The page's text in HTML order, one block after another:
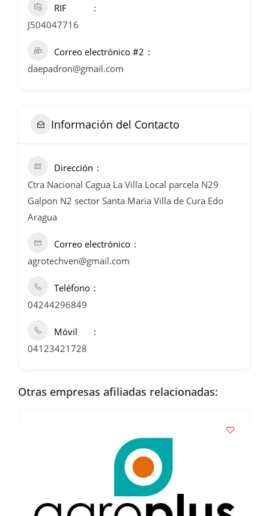
RIF
J504047716
Correo electrónico #2
daepadron@gmail.com
Información del Contacto
Dirección
Ctra Nacional Cagua La Villa Local parcela N29
Galpon N2 sector Santa Maria Villa de Cura Edo
Aragua
Correo electrónico
agrotechven@gmail.com
Teléfono
04244296849
Móvil
04123421728
Otras empresas afiliadas relacionadas: